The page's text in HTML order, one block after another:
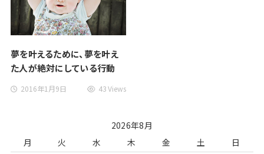
夢を叶えるために、夢を叶え
た人が絶対にしている行動
2016年1月9日 43 Views
2026年8月
月
火 水 木 金 土
日